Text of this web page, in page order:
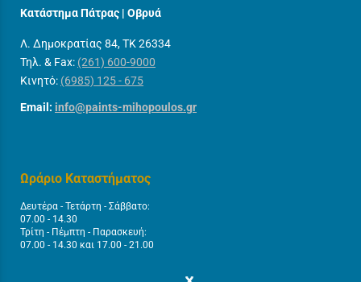
Κατάστημα Πάτρας | Οβρυά
Λ. Δημοκρατίας 84, ΤΚ 26334
Τηλ. & Fax: (261) 600-9000
Κινητό: (6985) 125 - 675
Email: info@paints-mihopoulos.gr
Ωράριο Καταστήματος
Δευτέρα - Τετάρτη - Σάββατο:
07.00 - 14.30
Τρίτη - Πέμπτη - Παρασκευή:
07.00 - 14.30 και 17.00 - 21.00